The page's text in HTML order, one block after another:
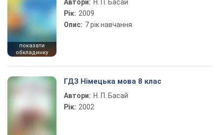
показати
обкладинку
Автори: Н. П. Басай
Рік: 2009
Опис: 7 рік навчання
ГДЗ Німецька мова 8 клас
Автори: Н. П. Басай
Рік: 2002